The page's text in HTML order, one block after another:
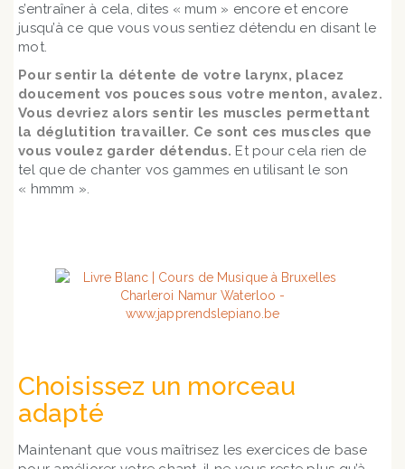
s’entraîner à cela, dites « mum » encore et encore
jusqu’à ce que vous vous sentiez détendu en disant le
mot.
Pour sentir la détente de votre larynx, placez
doucement vos pouces sous votre menton, avalez.
Vous devriez alors sentir les muscles permettant
la déglutition travailler. Ce sont ces muscles que
vous voulez garder détendus. Et pour cela rien de
tel que de chanter vos gammes en utilisant le son
« hmmm ».
Choisissez un morceau
adapté
Maintenant que vous maîtrisez les exercices de base